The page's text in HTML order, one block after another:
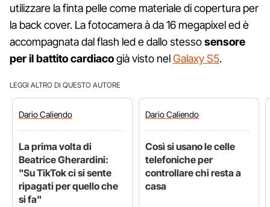
utilizzare la finta pelle come materiale di copertura per
la back cover. La fotocamera à da 16 megapixel ed è
accompagnata dal flash led e dallo stessosensore
per il battito cardiacogià visto nelGalaxy S5.
LEGGI ALTRO DI QUESTO AUTORE
DarioCaliendo
La prima volta di
Beatrice Gherardini:
"Su TikTok ci si sente
ripagati per quello che
si fa"
DarioCaliendo
Così si usano le celle
telefoniche per
controllare chi resta a
casa